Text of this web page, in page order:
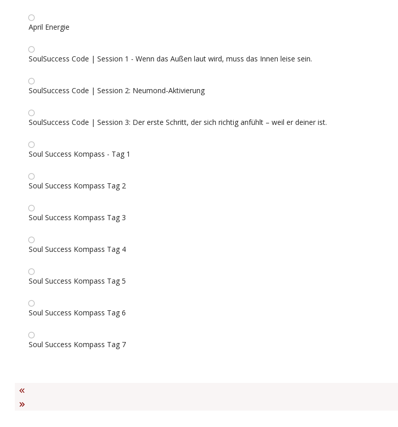
April Energie
SoulSuccess Code | Session 1 - Wenn das Außen laut wird, muss das Innen leise sein.
SoulSuccess Code | Session 2: Neumond-Aktivierung
SoulSuccess Code | Session 3: Der erste Schritt, der sich richtig anfühlt – weil er deiner ist.
Soul Success Kompass - Tag 1
Soul Success Kompass Tag 2
Soul Success Kompass Tag 3
Soul Success Kompass Tag 4
Soul Success Kompass Tag 5
Soul Success Kompass Tag 6
Soul Success Kompass Tag 7